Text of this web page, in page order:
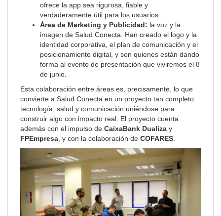
ofrece la app sea rigurosa, fiable y
verdaderamente útil para los usuarios.
Área de Marketing y Publicidad: la voz y la
imagen de Salud Conecta. Han creado el logo y la
identidad corporativa, el plan de comunicación y el
posicionamiento digital, y son quienes están dando
forma al evento de presentación que viviremos el 8
de junio.
Esta colaboración entre áreas es, precisamente, lo que
convierte a Salud Conecta en un proyecto tan completo:
tecnología, salud y comunicación uniéndose para
construir algo con impacto real. El proyecto cuenta
además con el impulso de CaixaBank Dualiza y
FPEmpresa , y con la colaboración de COFARES